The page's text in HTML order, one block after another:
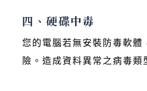
四、硬碟中毒
您的電腦若無安裝防毒軟
險。造成資料異常之病毒